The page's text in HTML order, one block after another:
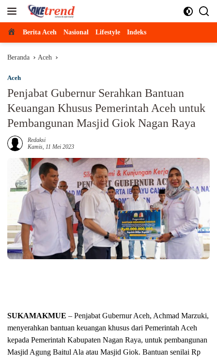
Beranda
Berita Aceh Nasional Lifestyle Indeks
Beranda Aceh
Aceh
Penjabat Gubernur Serahkan Bantuan
Keuangan Khusus Pemerintah Aceh untuk
Pembangunan Masjid Giok Nagan Raya
Redaksi
Kamis, 11 Mei 2023
SUKAMAKMUE – Penjabat Gubernur Aceh, Achmad Marzuki,
menyerahkan bantuan keuangan khusus dari Pemerintah Aceh
kepada Pemerintah Kabupaten Nagan Raya, untuk pembangunan
Masjid Agung Baitul Ala atau Masjid Giok. Bantuan senilai Rp